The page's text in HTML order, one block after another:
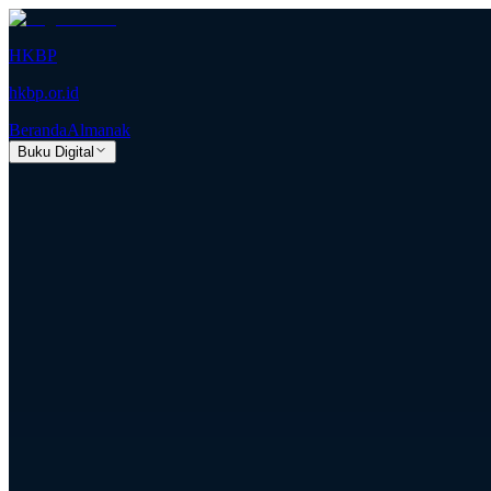
HKBP
hkbp.or.id
BerandaAlmanak
Buku Digital